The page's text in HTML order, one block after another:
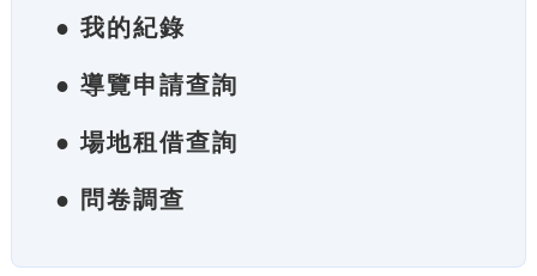
● 我的紀錄
● 導覽申請查詢
● 場地租借查詢
● 問卷調查